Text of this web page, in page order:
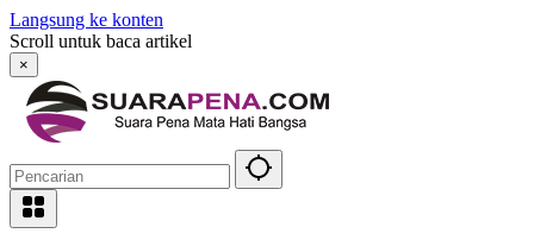
Langsung ke konten
Scroll untuk baca artikel
×